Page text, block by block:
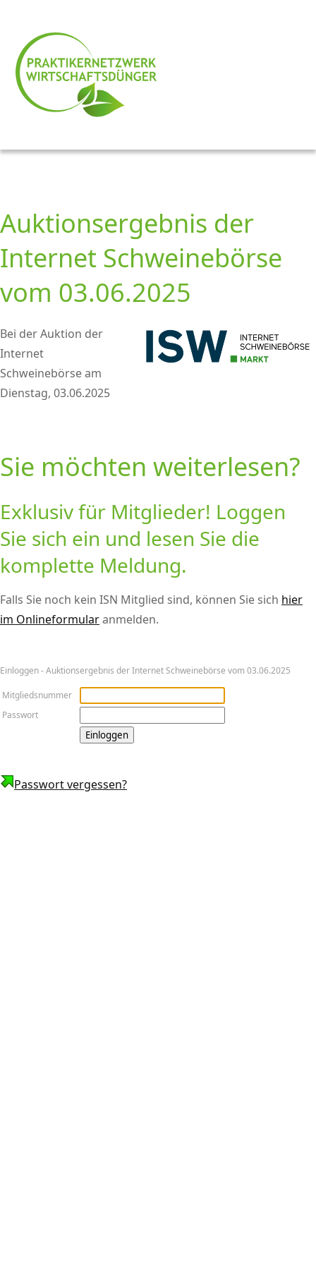
Auktionsergebnis der
Internet Schweinebörse
vom 03.06.2025
Bei der Auktion der
Internet
Schweinebörse am
Dienstag, 03.06.2025
Sie möchten weiterlesen?
Exklusiv für Mitglieder! Loggen
Sie sich ein und lesen Sie die
komplette Meldung.
Falls Sie noch kein ISN Mitglied sind, können Sie sich hier
im Onlineformularanmelden.
Ein­log­gen - Auktionsergebnis der Internet Schweinebörse vom 03.06.2025
Mitgliedsnummer
Passwort
Passwort vergessen?